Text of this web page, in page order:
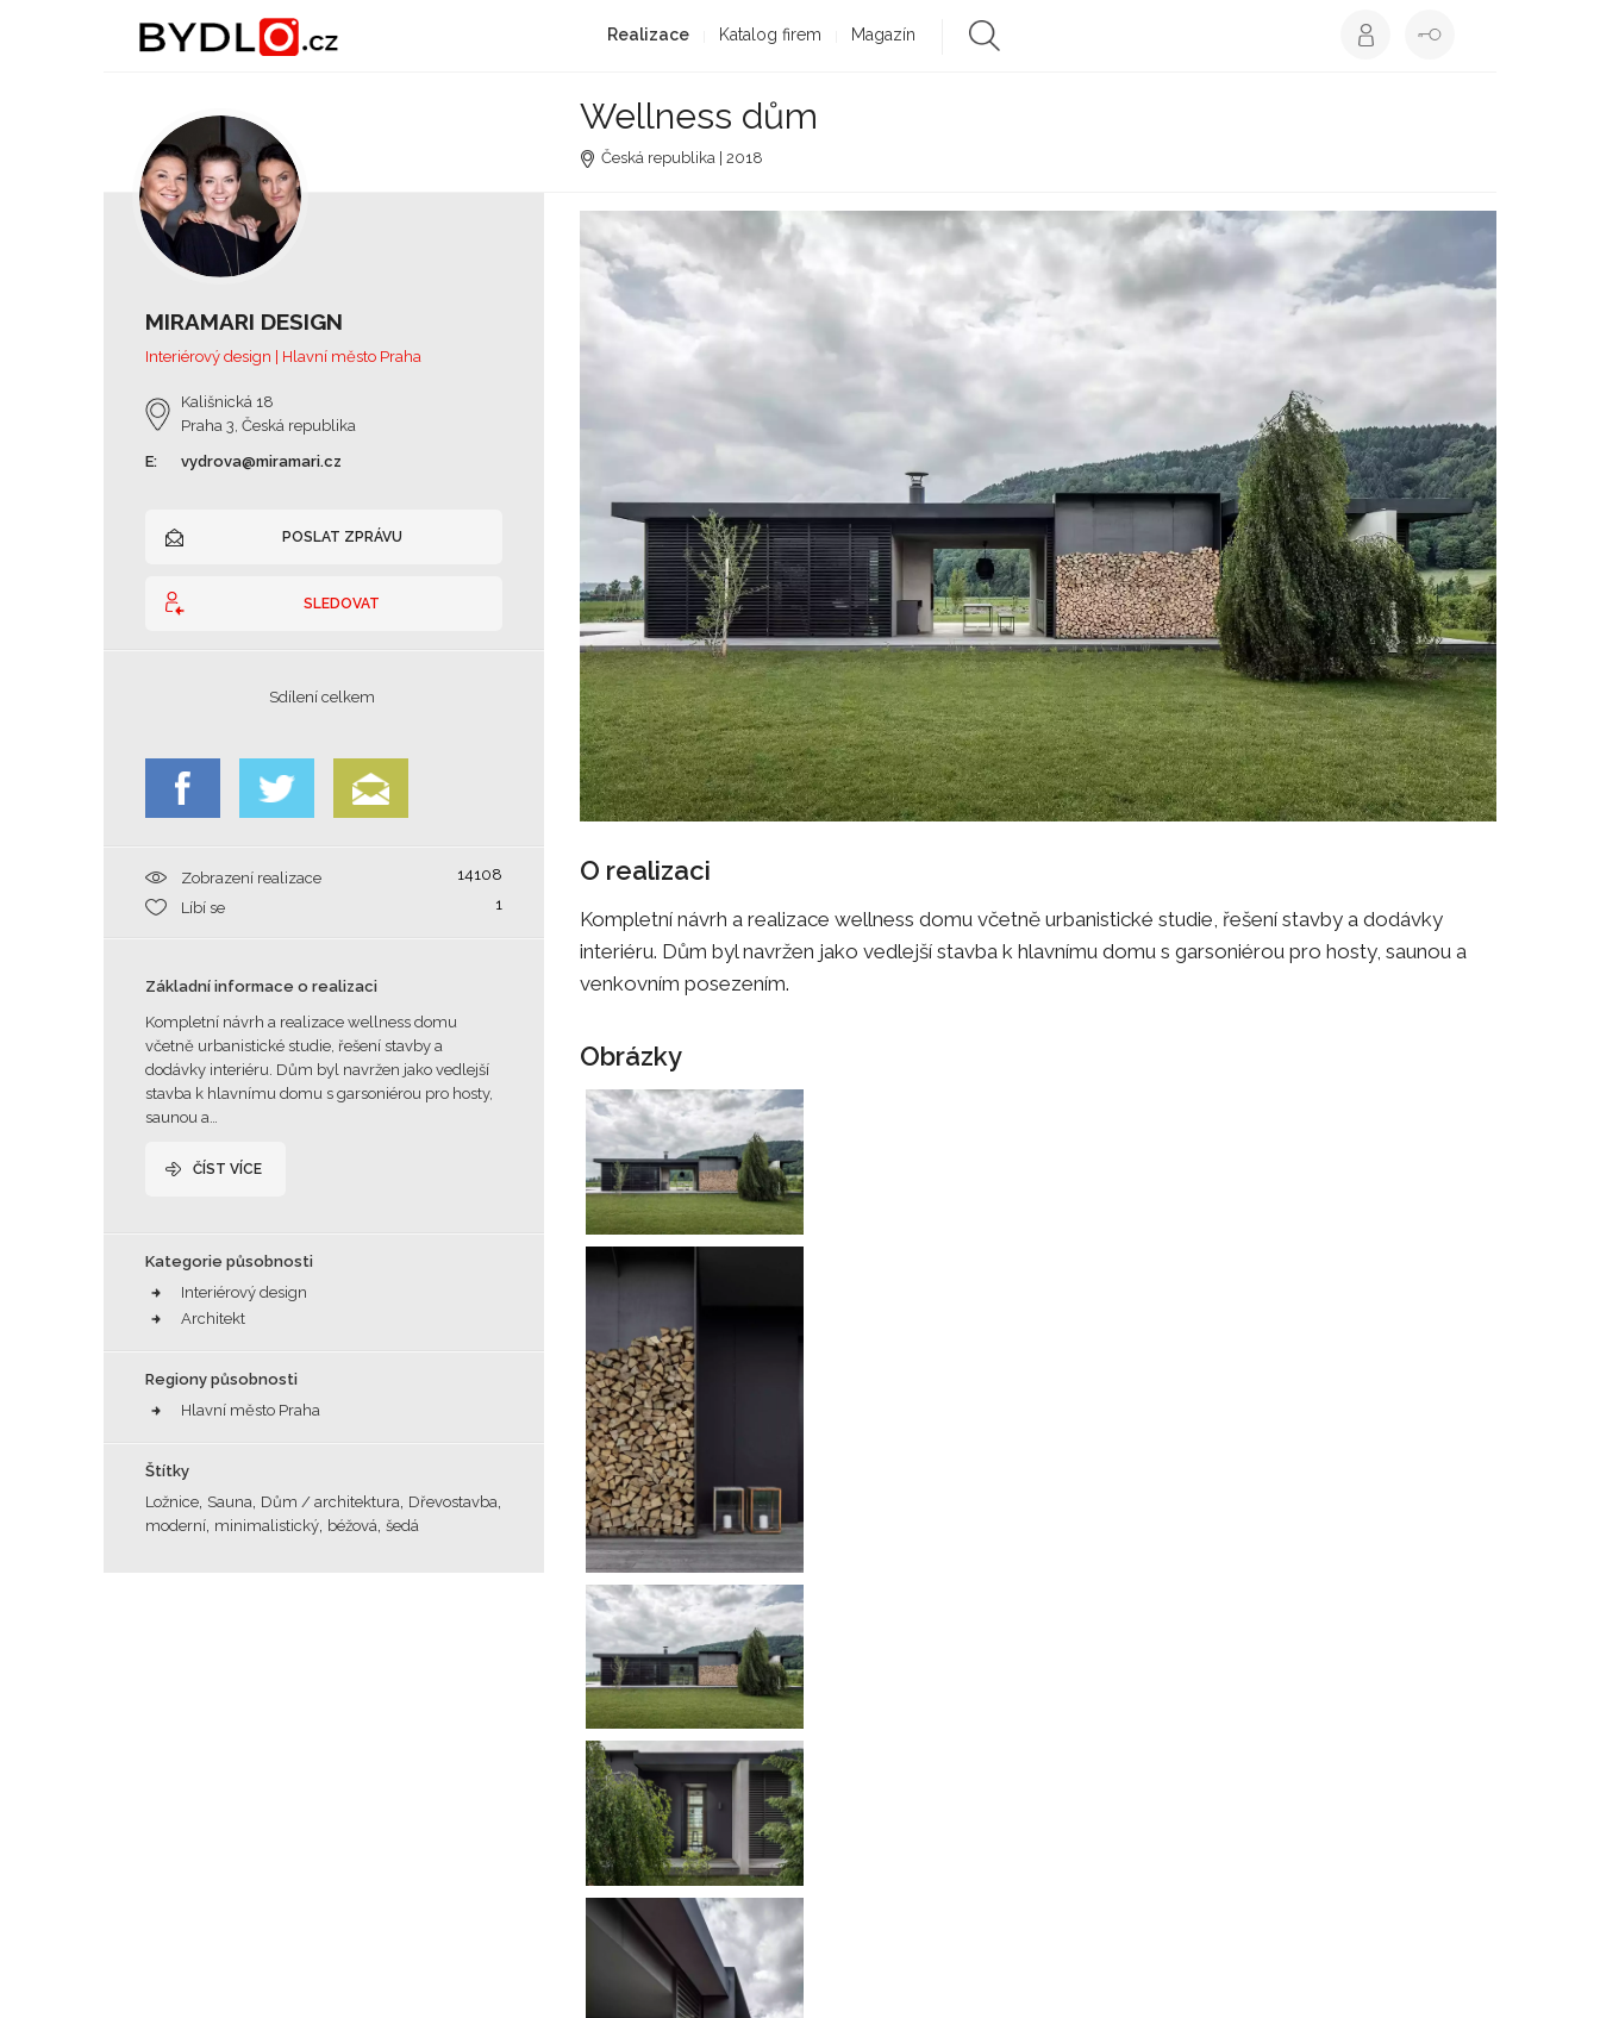
Realizace Katalog firem Magazín
Wellness dům
Česká republika | 2018
MIRAMARI DESIGN
Interiérový design | Hlavní město Praha
Kališnická 18
Praha 3, Česká republika
E:
vydrova@miramari.cz
POSLAT ZPRÁVU
SLEDOVAT
Sdílení celkem
Zobrazení realizace
14108
Líbí se
1
Základní informace o realizaci
Kompletní návrh a realizace wellness domu
včetně urbanistické studie, řešení stavby a
dodávky interiéru. Dům byl navržen jako vedlejší
stavba k hlavnímu domu s garsoniérou pro hosty,
saunou a…
ČÍST VÍCE
Kategorie působnosti
Interiérový design
Architekt
Regiony působnosti
Hlavní město Praha
Štítky
Ložnice Sauna Dům / architektura Dřevostavba
moderní minimalistický béžová šedá
O realizaci
Kompletní návrh a realizace wellness domu včetně urbanistické studie, řešení stavby a dodávky
interiéru. Dům byl navržen jako vedlejší stavba k hlavnímu domu s garsoniérou pro hosty, saunou a
venkovním posezením.
Obrázky